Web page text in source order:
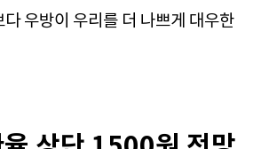
우방이 우리를 더 나쁘게 대우한